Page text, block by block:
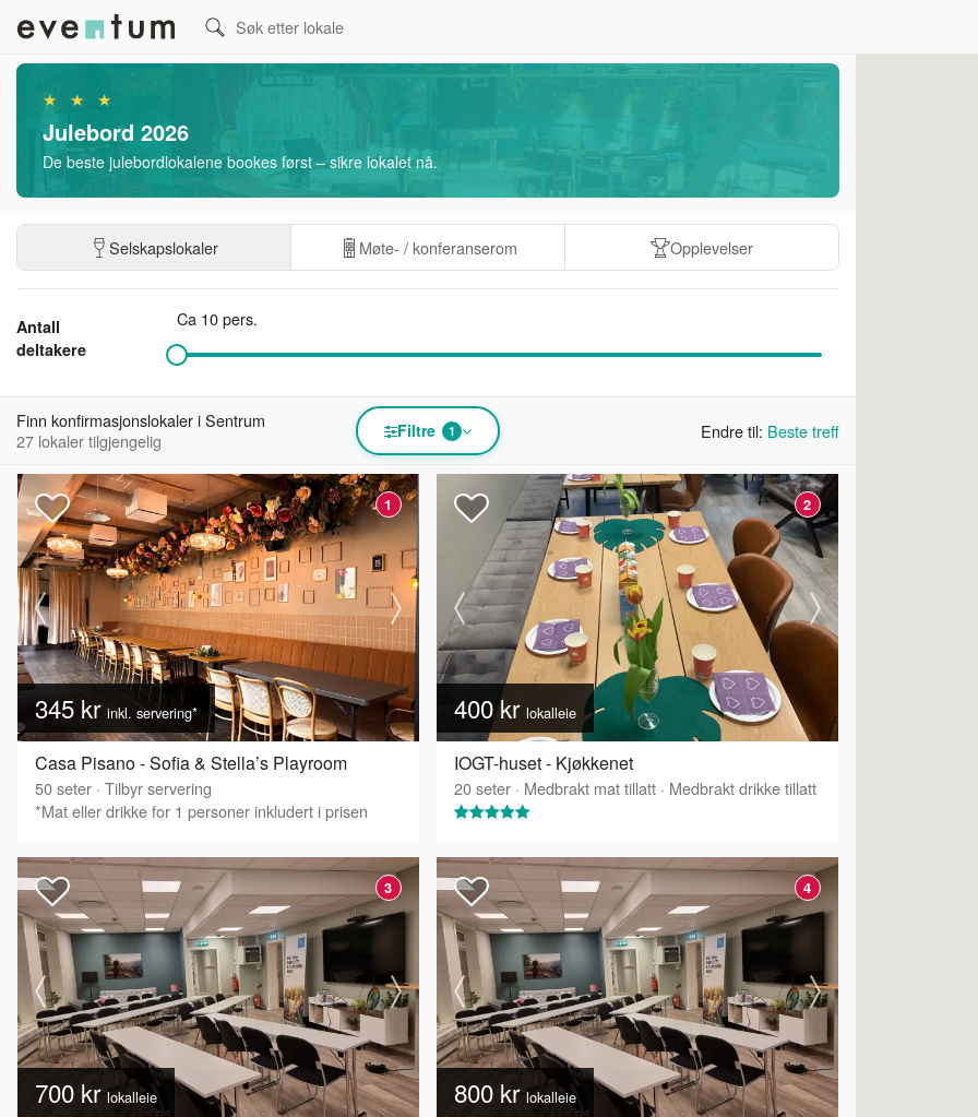
★ ★ ★
Julebord 2026
De beste julebordlokalene bookes først – sikre lokalet nå.
Selskapslokaler Møte- / konferanserom Opplevelser
Antall
deltakere
Ca 10 pers.
Finn konfirmasjonslokaler i Sentrum
27 lokaler tilgjengelig
Filtre 1 Endre til: Beste treff
1
345 kr inkl. servering*
Casa Pisano - Sofia & Stella’s Playroom
50seter · Tilbyr servering
*Mat eller drikke for 1 personer inkludert i prisen
2
400 kr lokalleie
IOGT-huset - Kjøkkenet
20seter · Medbrakt mat tillatt · Medbrakt drikke tillatt
3
700 krlokalleie
4
800 krlokalleie